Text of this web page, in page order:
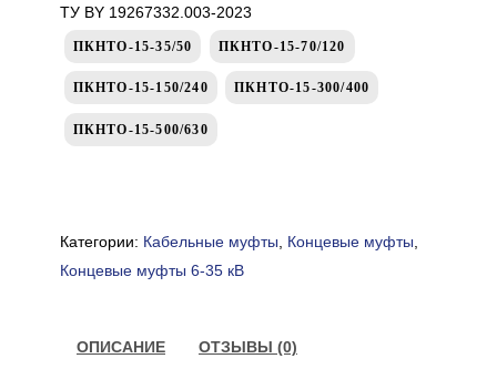
ТУ BY 19267332.003-2023
ПКНТО-15-35/50 ПКНТО-15-70/120
ПКНТО-15-150/240 ПКНТО-15-300/400
ПКНТО-15-500/630
Категории: Кабельные муфты Концевые муфты
Концевые муфты 6-35 кВ
ОПИСАНИЕ ОТЗЫВЫ (0)